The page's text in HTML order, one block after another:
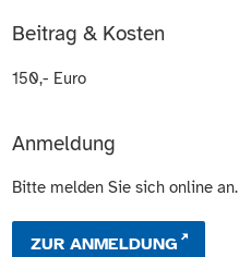
Beitrag & Kosten
150,- Euro
Anmeldung
Bitte melden Sie sich online an.
ZUR ANMELDUNG